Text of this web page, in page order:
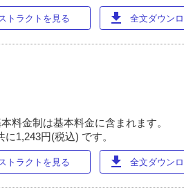
トラクトを見る download 全文ダウン
料金制は基本料金に含まれます。
1,243円(税込) です。
トラクトを見る download 全文ダウン